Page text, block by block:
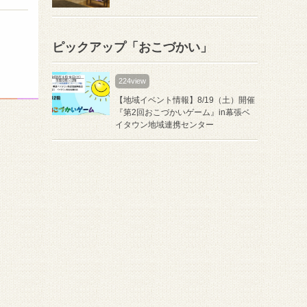
ピックアップ「おこづかい」
224view
【地域イベント情報】8/19（土）開催
『第2回おこづかいゲーム』in幕張ベ
イタウン地域連携センター